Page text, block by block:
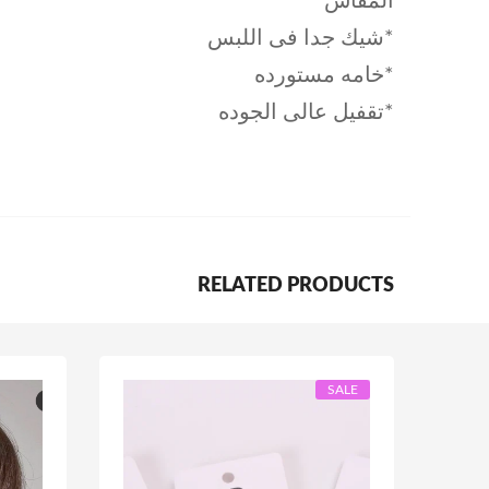
*شيك جدا فى اللبس
*خامه مستورده
*تقفيل عالى الجوده
RELATED PRODUCTS
SALE